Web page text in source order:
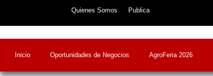
Quienes Somos Publica
Inicio Oportunidades de Negocios AgroFeria 2026